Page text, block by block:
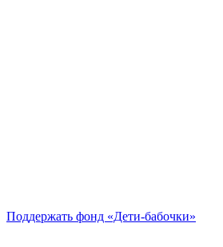
Поддержать фонд «Дети-бабочки»